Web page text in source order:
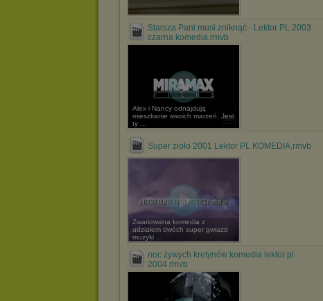
Starsza Pani musi zniknąć - Lektor PL 2003
czarna komedia.rmvb
Alex i Nancy odnajdują
mieszkanie swoich marzeń. Jest
ty ...
Super zioło 2001 Lektor PL KOMEDIA.rmvb
Zwariowana komedia z
udziałem dwóch super gwiazd
muzyki ...
noc żywych kretynów komedia lektor pl
2004.rmvb